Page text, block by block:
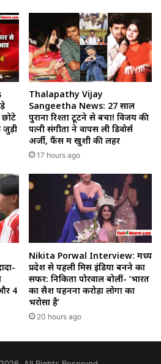
जुड़ी
Thalapathy Vijay
Sangeetha News: 27 साल
पुराना रिश्ता टूटने से बचा! विजय की
पत्नी संगीता ने वापस ली डिवोर्स
अर्जी, फैंस में खुशी की लहर
17 hours ago
4
Nikita Porwal Interview: मध्य
प्रदेश से पहली मिस इंडिया बनने का
सफर: निकिता पोरवाल बोलीं- ‘भारत
का सैश पहनना करोड़ों लोगों का
भरोसा है’
20 hours ago